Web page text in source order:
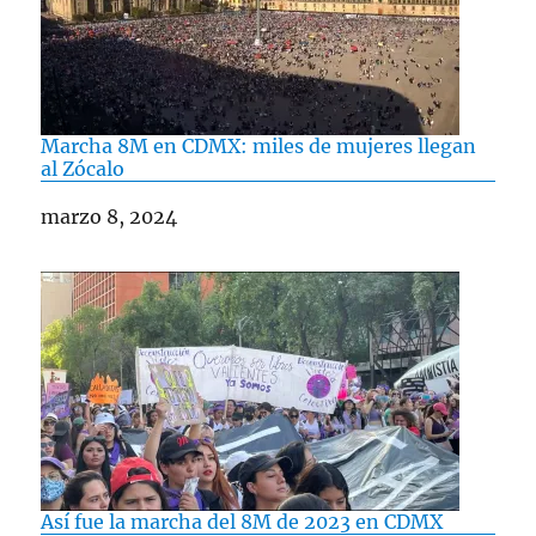
Marcha 8M en CDMX: miles de mujeres llegan
al Zócalo
Fecha
marzo 8, 2024
Así fue la marcha del 8M de 2023 en CDMX